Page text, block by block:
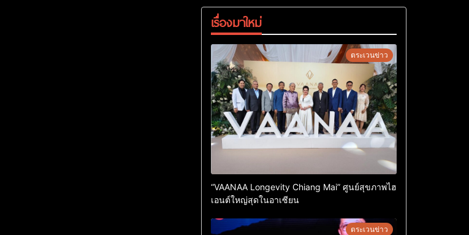
เรื่องมาใหม่
ตระเวนข่าว
“VAANAA Longevity Chiang Mai” ศูนย์สุขภาพไฮ
เอนต์ใหญ่สุดในอาเซียน
ตระเวนข่าว